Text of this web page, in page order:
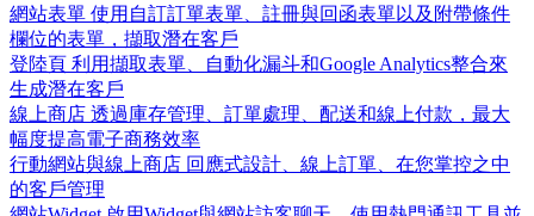
網站表單 使用自訂訂單表單、註冊與回函表單以及附帶條件
欄位的表單，擷取潛在客戶
登陸頁 利用擷取表單、自動化漏斗和Google Analytics整合來
生成潛在客戶
線上商店 透過庫存管理、訂單處理、配送和線上付款，最大
幅度提高電子商務效率
行動網站與線上商店 回應式設計、線上訂單、在您掌控之中
的客戶管理